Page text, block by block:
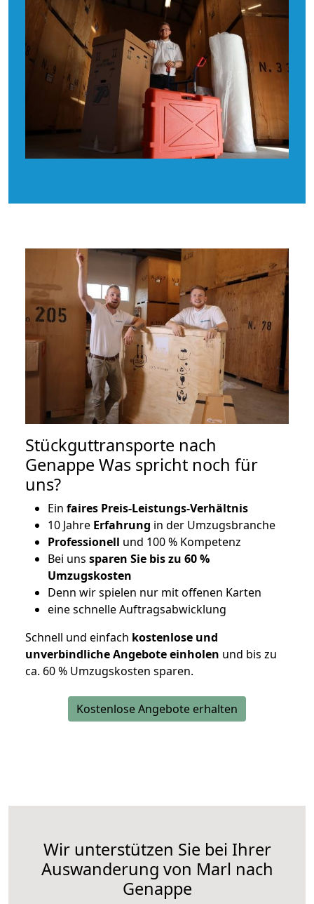
Stückguttransporte nach
Genappe Was spricht noch für
uns?
Ein faires Preis-Leistungs-Verhältnis
10 Jahre Erfahrung in der Umzugsbranche
Professionell und 100 % Kompetenz
Bei uns sparen Sie bis zu 60 %
Umzugskosten
Denn wir spielen nur mit offenen Karten
eine schnelle Auftragsabwicklung
Schnell und einfach kostenlose und
unverbindliche Angebote einholen und bis zu
ca. 60 % Umzugskosten sparen.
Kostenlose Angebote erhalten
Wir unterstützen Sie bei Ihrer
Auswanderung von Marl nach
Genappe